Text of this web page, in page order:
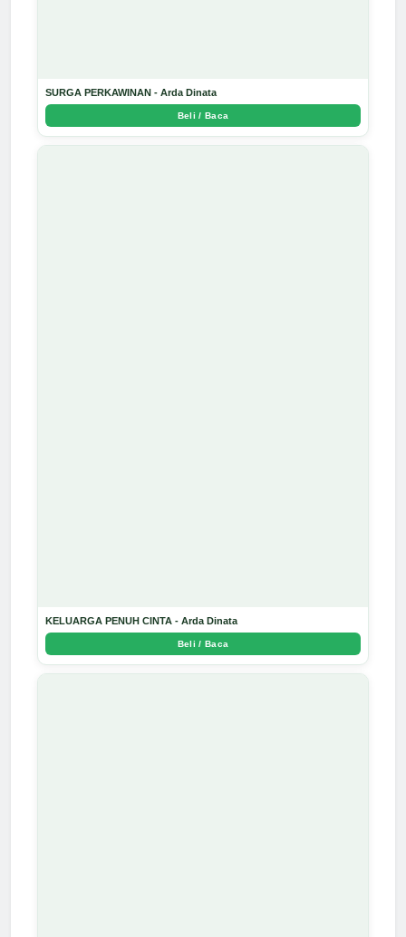
SURGA PERKAWINAN - Arda Dinata
Beli / Baca
KELUARGA PENUH CINTA - Arda Dinata
Beli / Baca